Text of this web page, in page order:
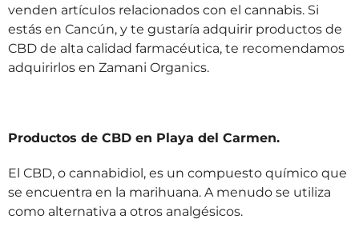
venden artículos relacionados con el cannabis. Si
estás en Cancún, y te gustaría adquirir productos de
CBD de alta calidad farmacéutica, te recomendamos
adquirirlos en Zamani Organics.
Productos de CBD en Playa del Carmen.
El CBD, o cannabidiol, es un compuesto químico que
se encuentra en la marihuana. A menudo se utiliza
como alternativa a otros analgésicos.